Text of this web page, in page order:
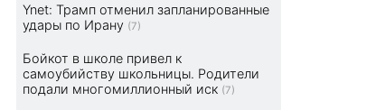
Ynet: Трамп отменил запланированные
удары по Ирану (7)
Бойкот в школе привел к
самоубийству школьницы. Родители
подали многомиллионный иск (7)